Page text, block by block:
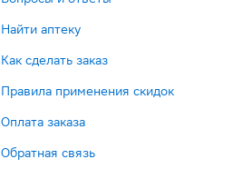
Найти аптеку
Как сделать заказ
Правила применения скидок
Оплата заказа
Обратная связь